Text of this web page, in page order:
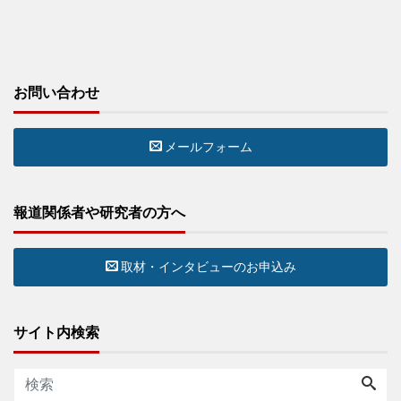
お問い合わせ
メールフォーム
報道関係者や研究者の方へ
取材・インタビューのお申込み
サイト内検索